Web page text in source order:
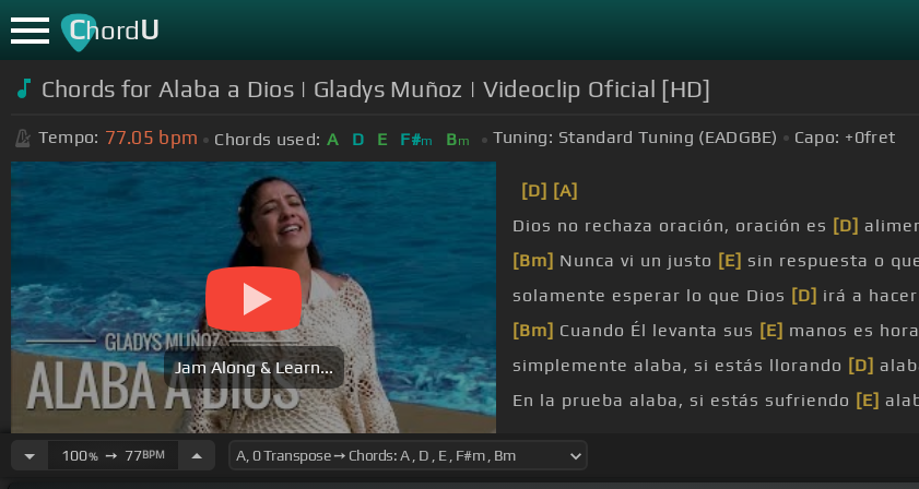
ChordU
Chords for Alaba a Dios | Gladys Muñoz | Videoclip Oficial [HD]
Tempo: 77.05 bpm Chords used: A D E F#m Bm Tuning: Standard Tuning (EADGBE) Capo: +0fret
Jam Along & Learn...
[D] [A]
Dios no rechaza oración, oración es [D]
[Bm] Nunca vi un justo [E] sin respuesta o
solamente esperar lo que Dios [D] irá a
[Bm] Cuando Él levanta sus [E] manos es
simplemente alaba, si estás llorando [D]
En la prueba alaba, si estás sufriendo [E]
100%➙ 77BPM